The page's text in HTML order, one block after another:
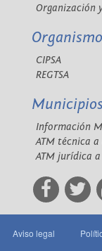
Organización
CIPSA
REGTSA
Municipios
Información
ATM técnica
ATM jurídica
Aviso legal